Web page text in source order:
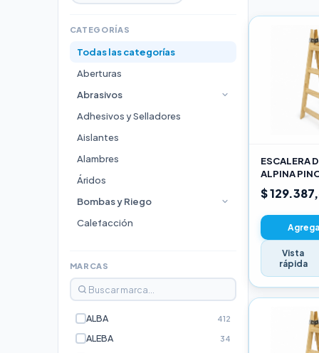
CATEGORÍAS
Todas las categorías
Aberturas
Abrasivos
Adhesivos y Selladores
Aislantes
Alambres
Áridos
Bombas y Riego
Calefacción
Durlock
Electricidad e Iluminación
MARCAS
ALBA 412
ALEBA 34
ESCALERA
ALPINA
3,00M PRO
$
Vista
rápida